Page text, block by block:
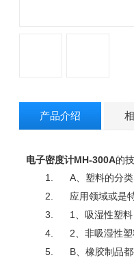
产品介绍
电子密度计MH-300A的
1.
A 、塑料的分
2.
应用领域或是
3.
1
、吸湿性塑
4.
2 、非吸湿性
5.
B 、橡胶制品